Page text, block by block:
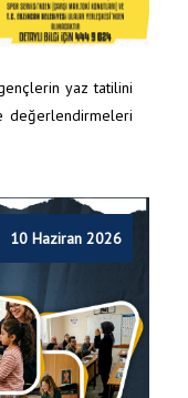
yaz tatilini
değerlendirmeleri
10 Haziran 2026